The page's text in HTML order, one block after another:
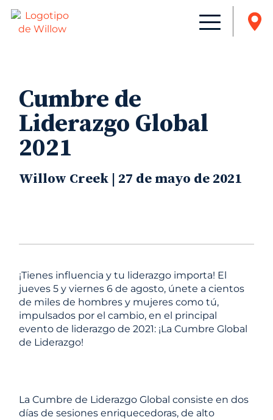
Cumbre de
Liderazgo Global
2021
Willow Creek | 27 de mayo de 2021
¡Tienes influencia y tu liderazgo importa! El
jueves 5 y viernes 6 de agosto, únete a cientos
de miles de hombres y mujeres como tú,
impulsados ​​por el cambio, en el principal
evento de liderazgo de 2021: ¡La Cumbre Global
de Liderazgo!
La Cumbre de Liderazgo Global consiste en dos
días de sesiones enriquecedoras, de alto